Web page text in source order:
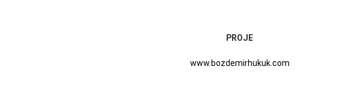
PROJE
www.bozdemirhukuk.com